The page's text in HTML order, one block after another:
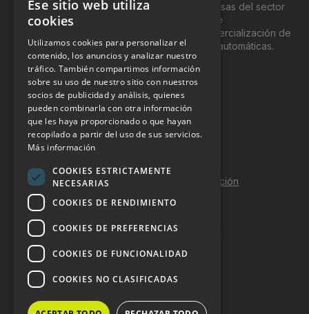
exclusivamente, a los profesionales y empresas del sector
del “Vending”; nombre con el que se conoce
genéricamente entre profesionales a la comercialización de
productos y servicios a través de máquinas automáticas.
INFORMACIÓN LEGAL
Aviso Legal
Política de Privacidad
Política de calidad y seguridad de la información
Contacto
DOSSIER Y CONTRATACIÓN
Dossier 2026 (ES)
Ese sitio web utiliza
cookies
Utilizamos cookies para personalizar el
contenido, los anuncios y analizar nuestro
tráfico. También compartimos información
sobre su uso de nuestro sitio con nuestros
socios de publicidad y análisis, quienes
pueden combinarla con otra información
que les haya proporcionado o que hayan
recopilado a partir del uso de sus servicios.
Más información
COOKIES ESTRICTAMENTE
NECESARIAS
COOKIES DE RENDIMIENTO
COOKIES DE PREFERENCIAS
COOKIES DE FUNCIONALIDAD
COOKIES NO CLASIFICADAS